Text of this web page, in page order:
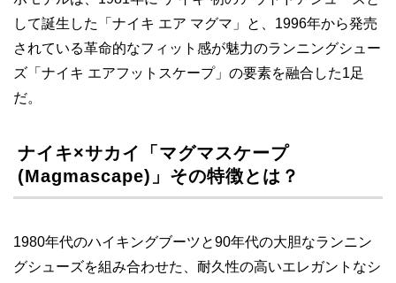
して誕生した「ナイキ エア マグマ」と、1996年から発売
されている革命的なフィット感が魅力のランニングシュー
ズ「ナイキ エアフットスケープ」の要素を融合した1足
だ。
ナイキ×サカイ「マグマスケープ
(Magmascape)」その特徴とは？
1980年代のハイキングブーツと90年代の大胆なランニン
グシューズを組み合わせた、耐久性の高いエレガントなシ